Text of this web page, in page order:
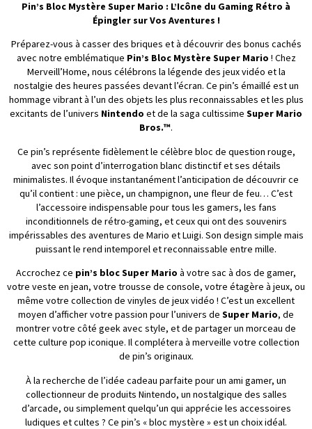
Pin’s Bloc Mystère Super Mario : L’Icône du Gaming Rétro à
Épingler sur Vos Aventures !
Préparez-vous à casser des briques et à découvrir des bonus cachés
avec notre emblématique Pin’s Bloc Mystère Super Mario ! Chez
Merveill’Home, nous célébrons la légende des jeux vidéo et la
nostalgie des heures passées devant l’écran. Ce pin’s émaillé est un
hommage vibrant à l’un des objets les plus reconnaissables et les plus
excitants de l’univers Nintendo et de la saga cultissime Super Mario
Bros.™.
Ce pin’s représente fidèlement le célèbre bloc de question rouge,
avec son point d’interrogation blanc distinctif et ses détails
minimalistes. Il évoque instantanément l’anticipation de découvrir ce
qu’il contient : une pièce, un champignon, une fleur de feu… C’est
l’accessoire indispensable pour tous les gamers, les fans
inconditionnels de rétro-gaming, et ceux qui ont des souvenirs
impérissables des aventures de Mario et Luigi. Son design simple mais
puissant le rend intemporel et reconnaissable entre mille.
Accrochez ce pin’s bloc Super Mario à votre sac à dos de gamer,
votre veste en jean, votre trousse de console, votre étagère à jeux, ou
même votre collection de vinyles de jeux vidéo ! C’est un excellent
moyen d’afficher votre passion pour l’univers de Super Mario, de
montrer votre côté geek avec style, et de partager un morceau de
cette culture pop iconique. Il complétera à merveille votre collection
de pin’s originaux.
À la recherche de l’idée cadeau parfaite pour un ami gamer, un
collectionneur de produits Nintendo, un nostalgique des salles
d’arcade, ou simplement quelqu’un qui apprécie les accessoires
ludiques et cultes ? Ce pin’s « bloc mystère » est un choix idéal.